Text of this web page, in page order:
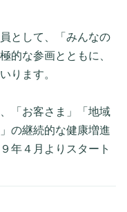
として、「みんなの
的な参画とともに、
ります。
「お客さま」「地域
の継続的な健康増進
年４月よりスタート